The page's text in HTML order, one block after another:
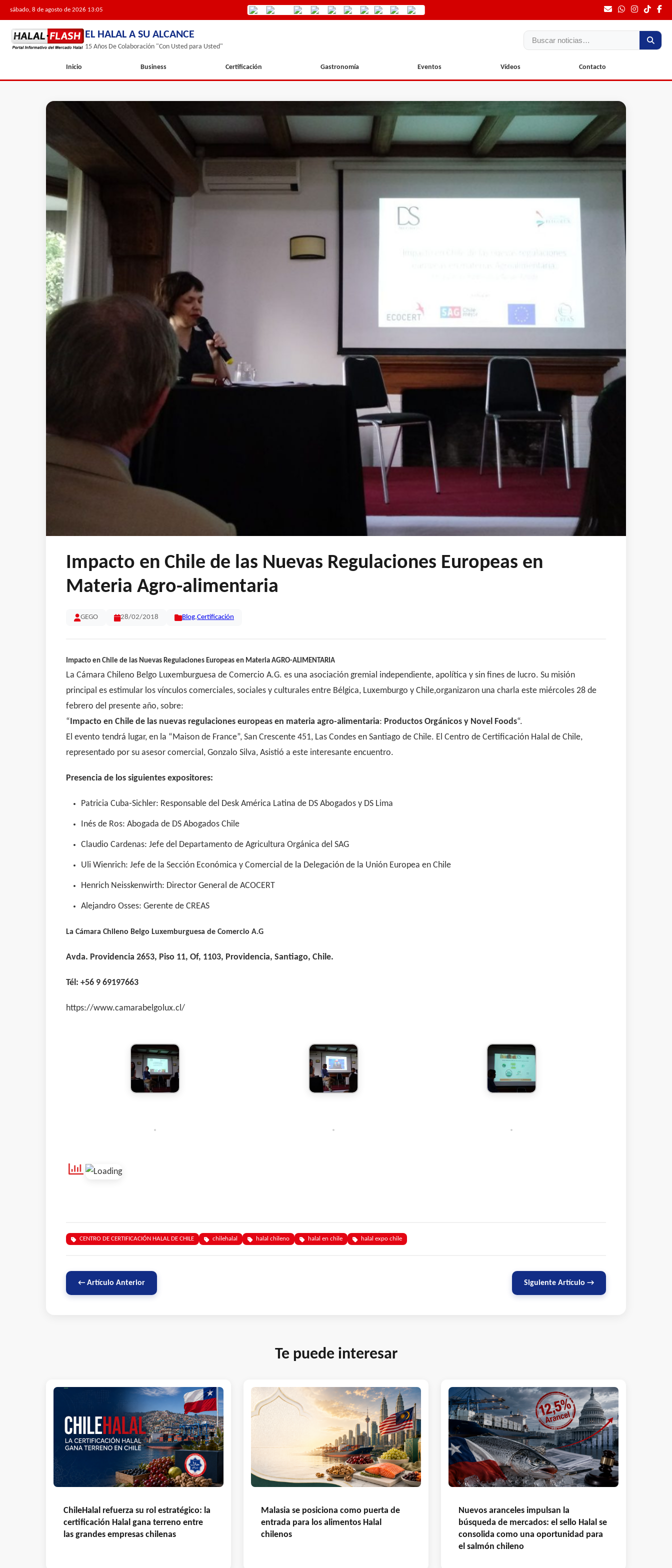
sábado, 8 de agosto de 2026 13:05
EL HALAL A SU ALCANCE
15 Años De Colaboración "Con Usted para Usted"
Buscar
Inicio Business Certificación Gastronomía Eventos Vídeos Contacto
Impacto en Chile de las Nuevas Regulaciones Europeas en
Materia Agro-alimentaria
GEGO 28/02/2018 Blog,Certificación
Impacto en Chile de las Nuevas Regulaciones Europeas en Materia AGRO-ALIMENTARIA
La Cámara Chileno Belgo Luxemburguesa de Comercio A.G. es una asociación gremial independiente, apolítica y sin fines de lucro. Su misión
principal es estimular los vínculos comerciales, sociales y culturales entre Bélgica, Luxemburgo y Chile,organizaron una charla este miércoles 28 de
febrero del presente año, sobre:
“ Impacto en Chile de las nuevas regulaciones europeas en materia agro-alimentaria: Productos Orgánicos y Novel Foods“.
El evento tendrá lugar, en la “Maison de France”, San Crescente 451, Las Condes en Santiago de Chile. El Centro de Certificación Halal de Chile,
representado por su asesor comercial, Gonzalo Silva, Asistió a este interesante encuentro.
Presencia de los siguientes expositores:
Patricia Cuba-Sichler: Responsable del Desk América Latina de DS Abogados y DS Lima
Inés de Ros: Abogada de DS Abogados Chile
Claudio Cardenas: Jefe del Departamento de Agricultura Orgánica del SAG
Uli Wienrich: Jefe de la Sección Económica y Comercial de la Delegación de la Unión Europea en Chile
Henrich Neisskenwirth: Director General de ACOCERT
Alejandro Osses: Gerente de CREAS
La Cámara Chileno Belgo Luxemburguesa de Comercio A.G
Avda. Providencia 2653, Piso 11, Of, 1103, Providencia, Santiago, Chile.
Tél: +56 9 69197663
https://www.camarabelgolux.cl/
CENTRO DE CERTIFICACIÓN HALAL DE CHILE chilehalal halal chileno halal en chile halal expo chile
← Artículo Anterior Siguiente Artículo →
Te puede interesar
ChileHalal refuerza su rol estratégico: la
certificación Halal gana terreno entre
las grandes empresas chilenas
Malasia se posiciona como puerta de
entrada para los alimentos Halal
chilenos
Nuevos aranceles impulsan la
búsqueda de mercados: el sello Halal se
consolida como una oportunidad para
el salmón chileno